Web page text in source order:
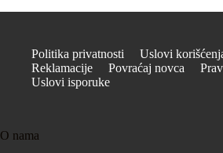
Politika privatnosti
Uslovi
Reklamacije
Povraćaj novca
Uslovi isporuke
O nama